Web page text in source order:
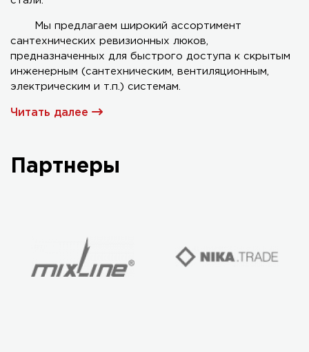
Мы предлагаем широкий ассортимент
сантехнических ревизионных люков,
предназначенных для быстрого доступа к скрытым
инженерным (сантехническим, вентиляционным,
электрическим и т.п.) системам.
Читать далее
Партнеры